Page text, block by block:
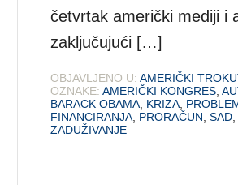
četvrtak američki mediji i
zaključujući […]
OBJAVLJENO U: AMERIČKI
OZNAKE: AMERIČKI KONGRES ,
BARACK OBAMA KRIZA
FINANCIRANJA PRORAČUN ,SAD
ZADUŽIVANJE